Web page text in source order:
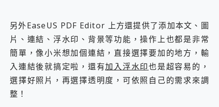
另外EaseUS PDF Editor 上方還提供了添加本文、圖
片、連結、浮水印、背景等功能，操作上也都是非常
簡單，像小米想加個連結，直接選擇要加的地方，輸
入連結後就搞定啦，還有加入浮水印也是超容易的，
選擇好照片，再選擇透明度，可依照自己的需求來調
整！